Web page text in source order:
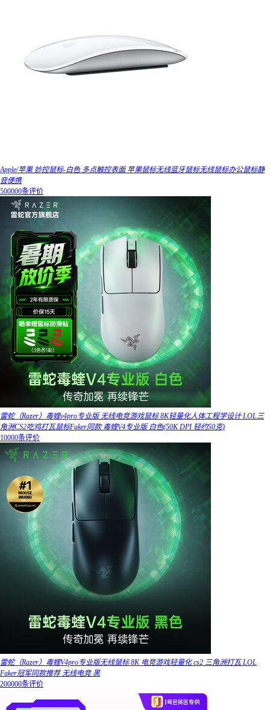
Apple/苹果 妙控鼠标-白色 多点触控表面 苹果鼠标无线蓝牙鼠标无线鼠标办公鼠标静
音便携
500000条评价
雷蛇（Razer）毒蝰v4pro专业版 无线电竞游戏鼠标 8K轻量化人体工程学设计 LOL三
角洲CS2吃鸡打瓦鼠标Faker同款 毒蝰V4专业版 白色(50K DPI 轻约50克)
10000条评价
雷蛇（Razer）毒蝰V4pro专业版无线鼠标 8K 电竞游戏轻量化 cs2 三角洲打瓦 LOL
Faker冠军同款推荐 无线电竞 黑
200000条评价